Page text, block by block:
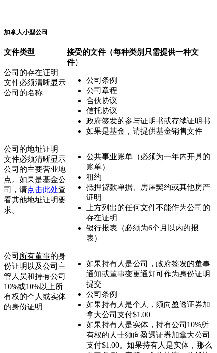
加拿大小型公司
文件类型 接受的文件（每种类别只需提供一种文
件）
公司的存在证明
文件必须清晰显示
公司的名称
公司条例
公司章程
合伙协议
信托协议
政府签发的参与证明书或存续证明书
如果是基金，请提供基金销售文件
公司的地址证明
文件必须清晰显示
公司的主要营业地
点。如果是基金公
司，请点击此处查
看其他地址证明要
求。
公共事业账单（必须为一年内开具的
账单）
租约
抵押贷款单据、房屋契约或其他房产
证明
上方列出的任何文件不能作为公司的
存在证明
银行报表（必须为6个月以内的报
表）
公司 所有董事的身
份证明以及公司主
管人员和持有公司
10%或10%以上所
有权的个人或实体
的身份证明
如果持有人是公司，政府签发的董事
通知或董事变更通知可作为身份证明
提交
公司条例
如果持有人是个人，须向盈透证券加
拿大公司支付$1.00
如果持有人是实体，持有公司10%所
有权的人士须向盈透证券加拿大公司
支付$1.00。如果持有人是实体，那么